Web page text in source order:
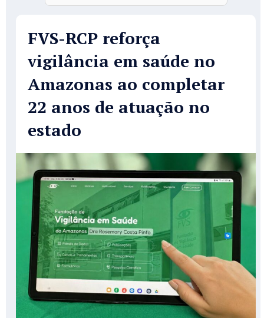
FVS-RCP reforça
vigilância em saúde no
Amazonas ao completar
22 anos de atuação no
estado